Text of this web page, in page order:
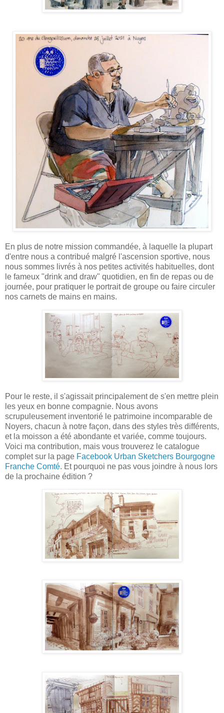
En plus de notre mission commandée, à laquelle la plupart
d'entre nous a contribué malgré l'ascension sportive, nous
nous sommes livrés à nos petites activités habituelles, dont
le fameux "drink and draw" quotidien, en fin de repas ou de
journée, pour pratiquer le portrait de groupe ou faire circuler
nos carnets de mains en mains.
Pour le reste, il s'agissait principalement de s'en mettre plein
les yeux en bonne compagnie. Nous avons
scrupuleusement inventorié le patrimoine incomparable de
Noyers, chacun à notre façon, dans des styles très différents,
et la moisson a été abondante et variée, comme toujours.
Voici ma contribution, mais vous trouverez le catalogue
complet sur la page Facebook Urban Sketchers Bourgogne
Franche Comté. Et pourquoi ne pas vous joindre à nous lors
de la prochaine édition ?